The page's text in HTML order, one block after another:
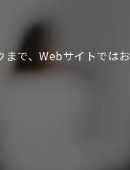
で、Webサイトでは